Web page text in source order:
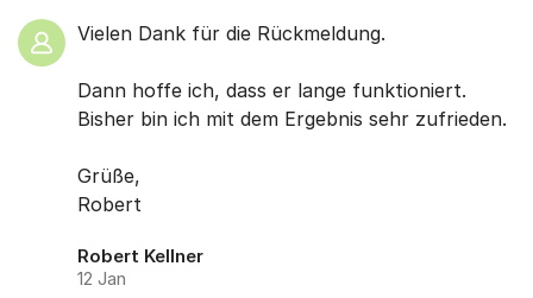
Vielen Dank für die Rückmeldung.
Dann hoffe ich, dass er lange funktioniert.
Bisher bin ich mit dem Ergebnis sehr zufrieden.
Grüße,
Robert
Robert Kellner
12 Jan